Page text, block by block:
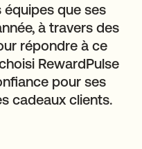
équipes que ses
à travers des
répondre à ce
RewardPulse
pour ses
cadeaux clients.